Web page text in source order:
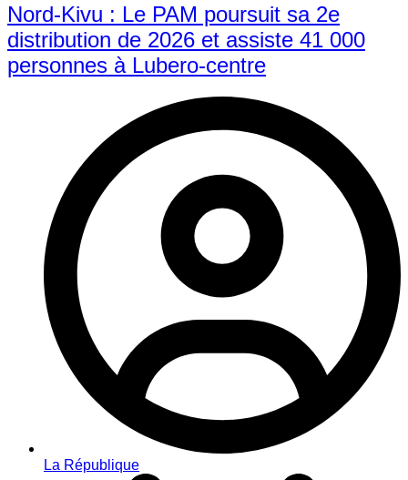
Nord-Kivu : Le PAM poursuit sa 2e
distribution de 2026 et assiste 41 000
personnes à Lubero-centre
La République